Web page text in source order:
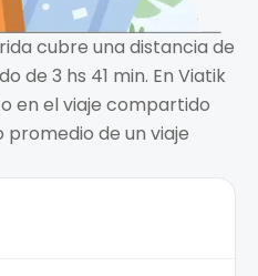
cubre una distancia de
de 3 hs 41 min. En Viatik
en el viaje compartido
de un viaje